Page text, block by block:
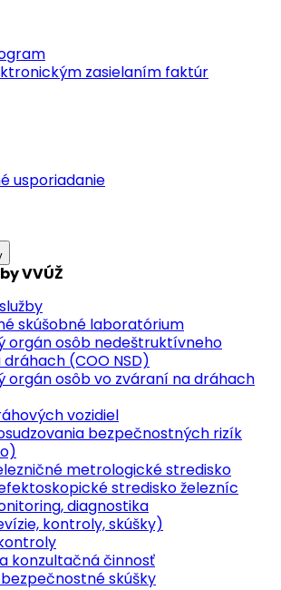
zasielaním faktúr
usporiadanie
VVÚŽ
skúšobné laboratórium
orgán osôb nedeštruktívneho
dráhach (COO NSD)
orgán osôb vo zváraní na dráhach
vozidiel
bezpečnostných rizík
metrologické stredisko
stredisko železníc
diagnostika
kontroly, skúšky)
konzultačná činnosť
skúšky